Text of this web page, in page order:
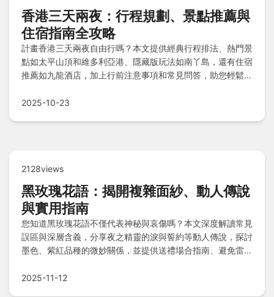
香港三天兩夜：行程規劃、景點推薦與
住宿指南全攻略
計畫香港三天兩夜自由行嗎？本文提供經典行程排法、熱門景
點如太平山頂和維多利亞港、隱藏版玩法如南丫島，還有住宿
推薦如九龍酒店，加上行前注意事項和常見問答，助您輕鬆規
2025-10-23
2128views
黑玫瑰花語：揭開複雜面紗、動人傳說
與實用指南
您知道黑玫瑰花語不僅代表神秘與哀傷嗎？本文深度解讀常見
誤區與深層含義，分享夜之精靈的淚與誓約等動人傳說，探討
墨色、紫紅品種的微妙關係，並提供送禮場合指南、避免雷區
2025-11-12